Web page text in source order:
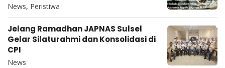
News, Peristiwa
Jelang Ramadhan JAPNAS Sulsel
Gelar Silaturahmi dan Konsolidasi di
CPI
News